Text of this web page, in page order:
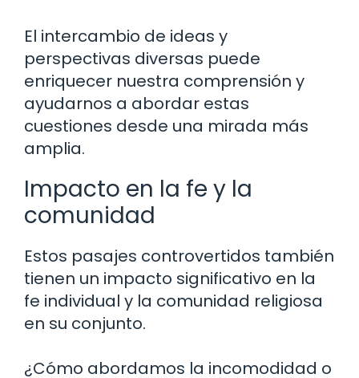
El intercambio de ideas y
perspectivas diversas puede
enriquecer nuestra comprensión y
ayudarnos a abordar estas
cuestiones desde una mirada más
amplia.
Impacto en la fe y la
comunidad
Estos pasajes controvertidos también
tienen un impacto significativo en la
fe individual y la comunidad religiosa
en su conjunto.
¿Cómo abordamos la incomodidad o